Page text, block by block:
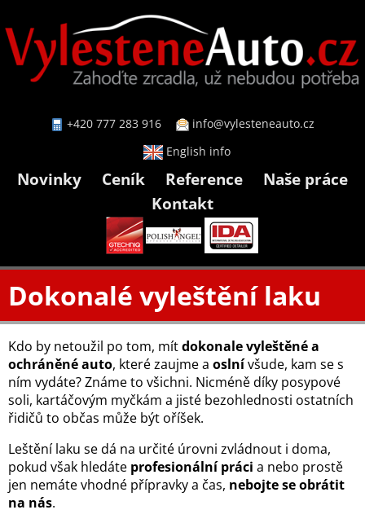
+420 777 283 916
info@vylesteneauto.cz
English info
Novinky Ceník Reference
Naše práce
Kontakt
Dokonalé vyleštění laku
Kdo by netoužil po tom, mítdokonale vyleštěné a
ochráněné auto, které zaujme a oslnívšude, kam se s
ním vydáte? Známe to všichni. Nicméně díky posypové
soli, kartáčovým myčkám a jisté bezohlednosti ostatních
řidičů to občas může být oříšek.
Leštění laku se dá na určité úrovni zvládnout i doma,
pokud však hledáte profesionální práci a nebo prostě
jen nemáte vhodné přípravky a čas, nebojte se obrátit
na nás.